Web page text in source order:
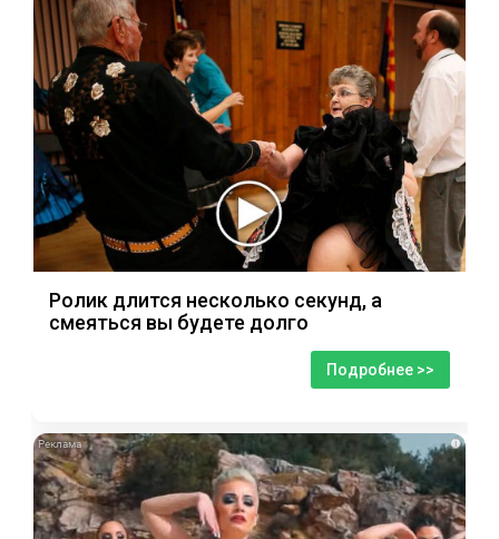
Ролик длится несколько секунд, а
смеяться вы будете долго
Подробнее >>
i